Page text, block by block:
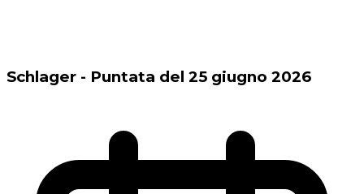
Schlager - Puntata del 25 giugno 2026